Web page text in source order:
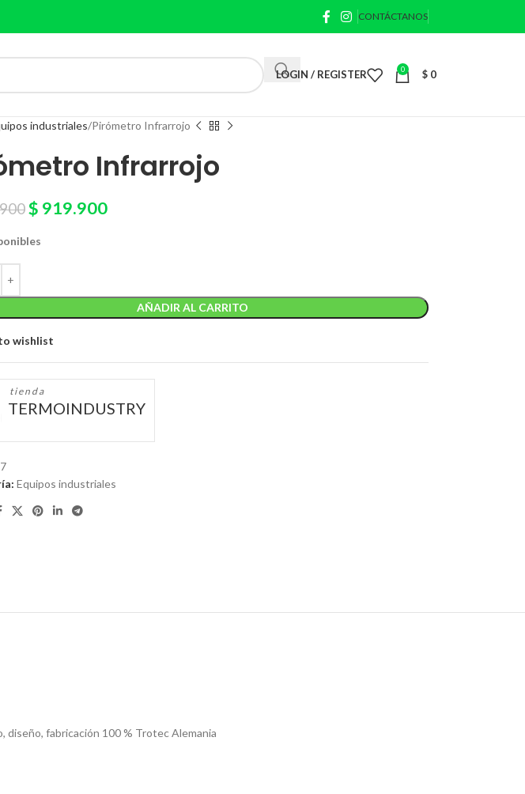
CONTÁCTANOS
LOGIN / REGISTER 0 $ 0
industriales Pirómetro Infrarrojo
Infrarrojo
$ 919.900
AÑADIR AL CARRITO
wishlist
tienda
TERMOINDUSTRY
Equipos industriales
diseño, fabricación 100 % Trotec Alemania